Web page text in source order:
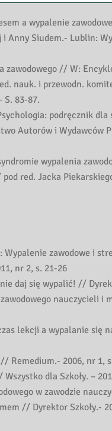
a wypalenie
i Anny Siudem.- Lublin:
// W:
nauk. i przewodn.
S. 83-87.
podręcznik
Autorów i Wydawców
wypalenia
red. Jacka
Wypalenie zawodowe i
nr 2, s. 21-26
daj się wypalić! //
nauczycieli i
lekcji a wypalanie
Remedium.- 2006, nr 1,
dla Szkoły. –
w zawodzie
// Dyrektor Szkoły.-